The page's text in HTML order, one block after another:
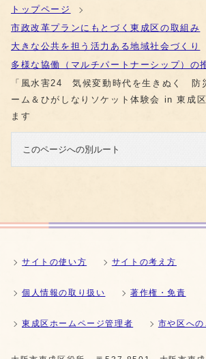
トップページ
市政改革プランにもとづく東成区の取組み
大きな公共を担う活力ある地域社会づくり
多様な協働（マルチパートナーシップ）の
「風水害24 気候変動時代を生きぬく 防
ーム＆ひがしなりソケット体験会 in 東成
ます
このページへの別ルート
サイトの使い方 サイトの考え方
個人情報の取り扱い 著作権・免責
東成区ホームページ管理者 市や区への